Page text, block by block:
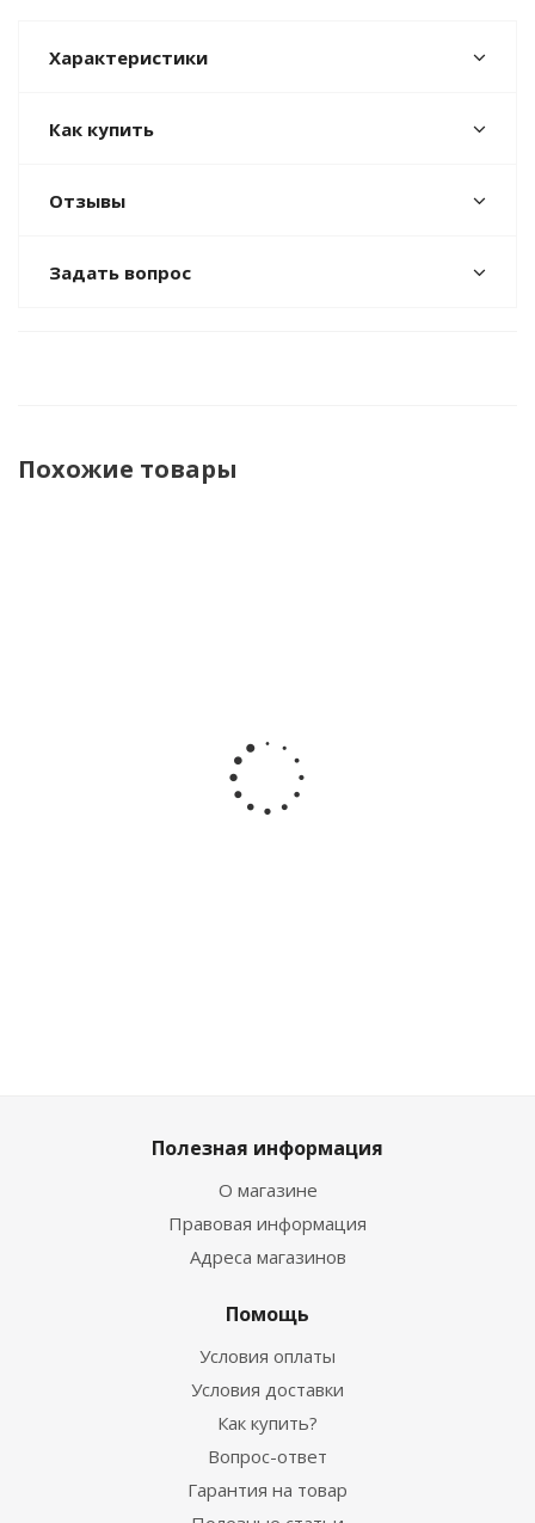
Характеристики
Как купить
Отзывы
Задать вопрос
Похожие товары
Кроссовки
Baden
KPJ004-032
Кроссовки
Полезная информация
О магазине
Правовая информация
Адреса магазинов
Помощь
Условия оплаты
Условия доставки
Как купить?
Вопрос-ответ
Гарантия на товар